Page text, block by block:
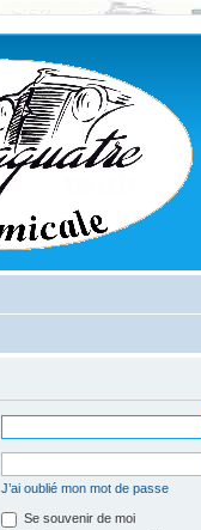
J’ai oublié mon mot de passe
Se souvenir de moi